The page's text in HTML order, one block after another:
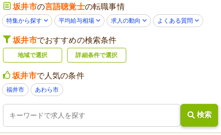
坂井市の言語聴覚士の転職事情
特集から探す 平均給与相場 求人の動向 よくある質問
坂井市でおすすめの検索条件
地域で選択 詳細条件で選択
坂井市で人気の条件
福井市 あわら市
検索